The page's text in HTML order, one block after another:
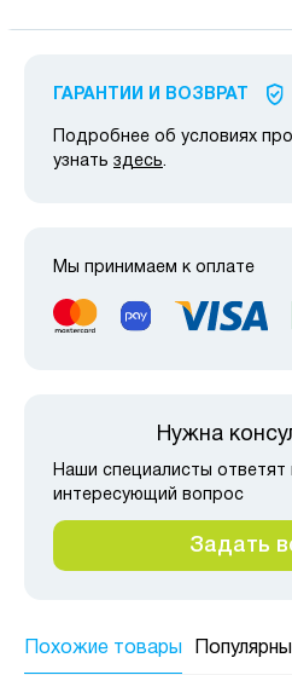
ГАРАНТИИ И ВОЗВРАТ
Подробнее об условиях
узнать здесь.
Мы принимаем к оплате
Нужна
Наши специалисты ответят
интересующий вопрос
Задать
Похожие товары